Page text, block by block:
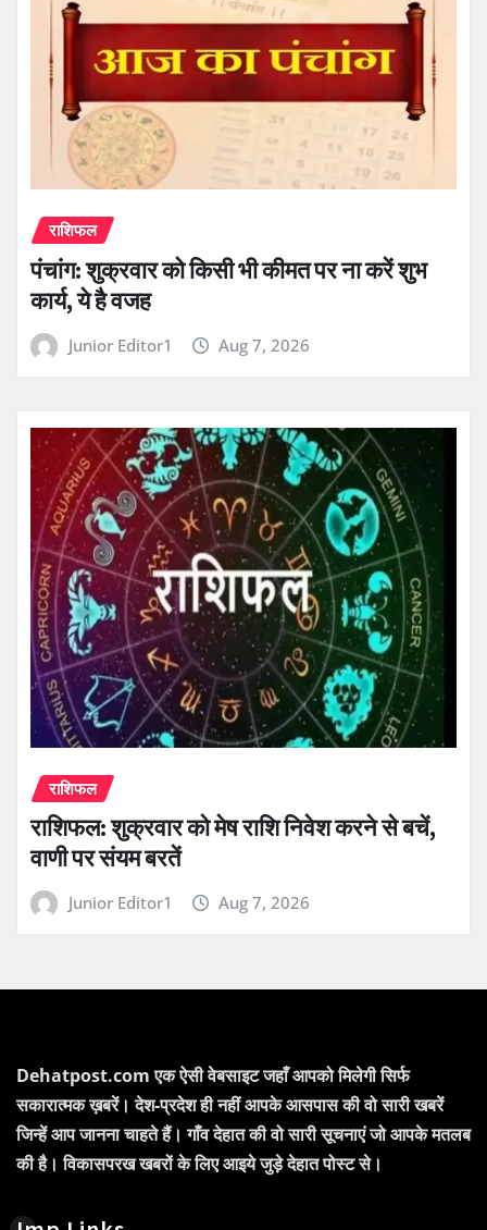
राशिफल
पंचांग: शुक्रवार को किसी भी कीमत पर ना करें शुभ
कार्य, ये है वजह
Junior Editor1 Aug 7, 2026
राशिफल
राशिफल: शुक्रवार को मेष राशि निवेश करने से बचें,
वाणी पर संयम बरतें
Junior Editor1 Aug 7, 2026
Dehatpost.com एक ऐसी वेबसाइट जहाँ आपको मिलेगी सिर्फ
सकारात्मक ख़बरें। देश-प्रदेश ही नहीं आपके आसपास की वो सारी खबरें
जिन्हें आप जानना चाहते हैं। गाँव देहात की वो सारी सूचनाएं जो आपके मतलब
की है। विकासपरख खबरों के लिए आइये जुड़े देहात पोस्ट से।